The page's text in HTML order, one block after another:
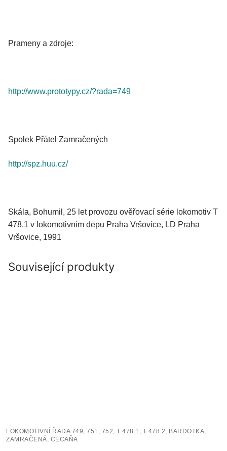
Prameny a zdroje:
http://www.prototypy.cz/?rada=749
Spolek Přátel Zamračených
http://spz.huu.cz/
Skála, Bohumil, 25 let provozu ověřovací série lokomotiv T
478.1 v lokomotivním depu Praha Vršovice, LD Praha
Vršovice, 1991
Související produkty
LOKOMOTIVNÍ ŘADA 749, 751, 752, T 478.1, T 478.2, BARDOTKA,
ZAMRAČENÁ, CECAŇA